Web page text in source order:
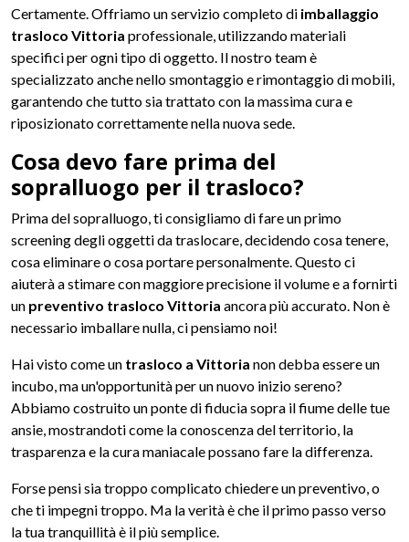
Certamente. Offriamo un servizio completo di imballaggio
trasloco Vittoria professionale, utilizzando materiali
specifici per ogni tipo di oggetto. Il nostro team è
specializzato anche nello smontaggio e rimontaggio di mobili,
garantendo che tutto sia trattato con la massima cura e
riposizionato correttamente nella nuova sede.
Cosa devo fare prima del
sopralluogo per il trasloco?
Prima del sopralluogo, ti consigliamo di fare un primo
screening degli oggetti da traslocare, decidendo cosa tenere,
cosa eliminare o cosa portare personalmente. Questo ci
aiuterà a stimare con maggiore precisione il volume e a fornirti
un preventivo trasloco Vittoria ancora più accurato. Non è
necessario imballare nulla, ci pensiamo noi!
Hai visto come un trasloco a Vittoria non debba essere un
incubo, ma un'opportunità per un nuovo inizio sereno?
Abbiamo costruito un ponte di fiducia sopra il fiume delle tue
ansie, mostrandoti come la conoscenza del territorio, la
trasparenza e la cura maniacale possano fare la differenza.
Forse pensi sia troppo complicato chiedere un preventivo, o
che ti impegni troppo. Ma la verità è che il primo passo verso
la tua tranquillità è il più semplice.